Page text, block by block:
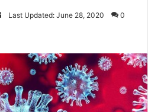
SendLast Updated: June 28, 2020 0